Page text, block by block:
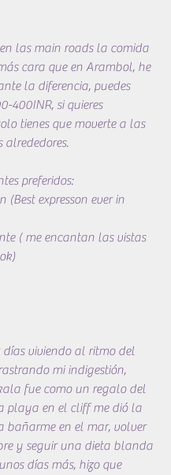
las main roads la comida
cara que en Arambol, he
la diferencia, puedes
400INR, si quieres
tienes que moverte a las
alrededores.
preferidos:
(Best expresson ever in
( me encantan las vistas
días viviendo al ritmo del
mi indigestión,
fue como un regalo del
playa en el cliff me dió la
bañarme en el mar, volver
y seguir una dieta blanda
días más, hizo que